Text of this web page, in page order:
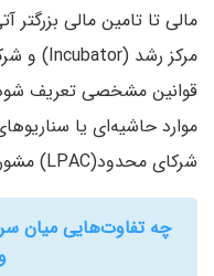
قوانین مشخصی تعریف
موارد حاشیه‌ای یا
شرکای محدود(LPAC) مشورت می‌کنند.
چه تفاوت‌هایی میان